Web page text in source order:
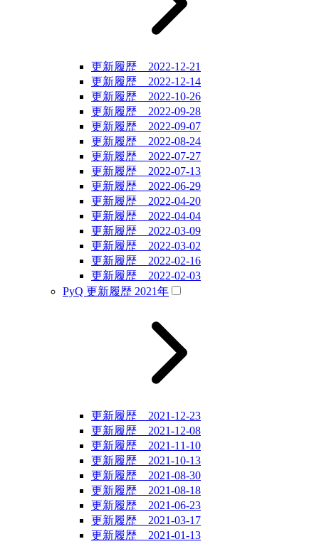
更新履歴 2022-12-21
更新履歴 2022-12-14
更新履歴 2022-10-26
更新履歴 2022-09-28
更新履歴 2022-09-07
更新履歴 2022-08-24
更新履歴 2022-07-27
更新履歴 2022-07-13
更新履歴 2022-06-29
更新履歴 2022-04-20
更新履歴 2022-04-04
更新履歴 2022-03-09
更新履歴 2022-03-02
更新履歴 2022-02-16
更新履歴 2022-02-03
PyQ 更新履歴 2021年
更新履歴 2021-12-23
更新履歴 2021-12-08
更新履歴 2021-11-10
更新履歴 2021-10-13
更新履歴 2021-08-30
更新履歴 2021-08-18
更新履歴 2021-06-23
更新履歴 2021-03-17
更新履歴 2021-01-13